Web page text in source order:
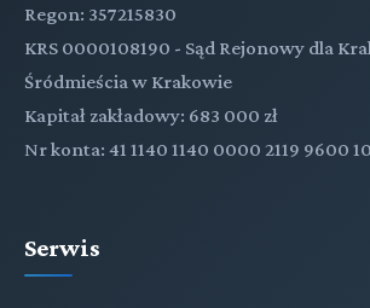
Regon: 357215830
KRS 0000108190 - Sąd Rejonowy dla
Śródmieścia w Krakowie
Kapitał zakładowy: 683 000 zł
Nr konta: 41 1140 1140 0000 2119 9600
Serwis